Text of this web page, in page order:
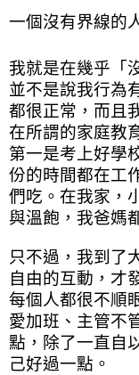
一個沒有界線的
我就是在幾乎「
並不是說我行為
都很正常，而且
在所謂的家庭教
第一是考上好學
份的時間都在工
們吃。在我家，
與溫飽，我爸媽
只不過，我到了
自由的互動，才
每個人都很不順
愛加班、主管不
點，除了一直自
己好過一點。